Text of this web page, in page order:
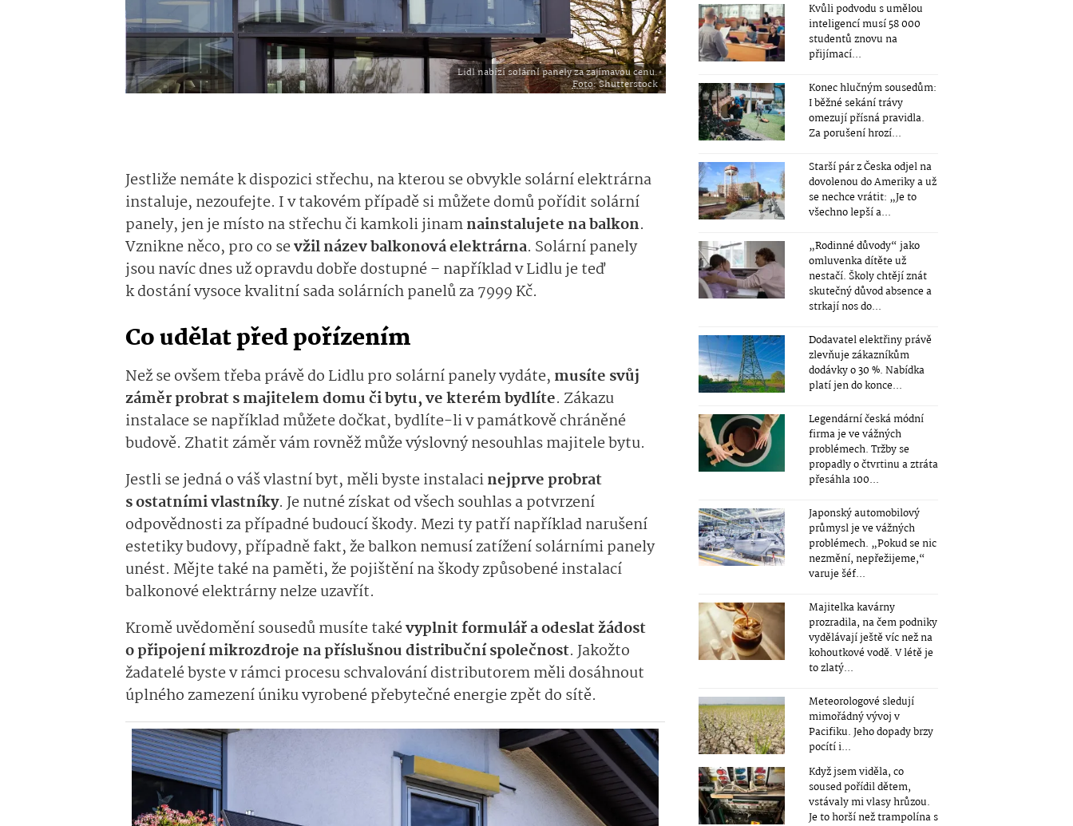
Lidl nabízí solární panely za zajímavou cenu.
Foto: Shutterstock
Jestliže nemáte k dispozici střechu, na kterou se obvykle solární elektrárna
instaluje, nezoufejte. I v takovém případě si můžete domů pořídit solární
panely, jen je místo na střechu či kamkoli jinamnainstalujete na balkon.
Vznikne něco, pro co sevžil název balkonová elektrárna. Solární panely
jsou navíc dnes už opravdu dobře dostupné – například v Lidlu je teď
k dostání vysoce kvalitní sada solárních panelů za 7999 Kč.
Co udělat před pořízením
Než se ovšem třeba právě do Lidlu pro solární panely vydáte, musíte svůj
záměr probrat s majitelem domu či bytu, ve kterém bydlíte. Zákazu
instalace se například můžete dočkat, bydlíte-li v památkově chráněné
budově. Zhatit záměr vám rovněž může výslovný nesouhlas majitele bytu.
Jestli se jedná o váš vlastní byt, měli byste instalacinejprve probrat
s ostatními vlastníky. Je nutné získat od všech souhlas a potvrzení
odpovědnosti za případné budoucí škody. Mezi ty patří například narušení
estetiky budovy, případně fakt, že balkon nemusí zatížení solárními panely
unést. Mějte také na paměti, že pojištění na škody způsobené instalací
balkonové elektrárny nelze uzavřít.
Kromě uvědomění sousedů musíte takévyplnit formulář a odeslat žádost
o připojení mikrozdroje na příslušnou distribuční společnost. Jakožto
žadatelé byste v rámci procesu schvalování distributorem měli dosáhnout
úplného zamezení úniku vyrobené přebytečné energie zpět do sítě.
Kvůli podvodu s umělou
inteligencí musí 58 000
studentů znovu na
přijímací...
Konec hlučným sousedům:
I běžné sekání trávy
omezují přísná pravidla.
Za porušení hrozí...
Starší pár z Česka odjel na
dovolenou do Ameriky a už
se nechce vrátit: „Je to
všechno lepší a...
„Rodinné důvody“ jako
omluvenka dítěte už
nestačí. Školy chtějí znát
skutečný důvod absence a
strkají nos do...
Dodavatel elektřiny právě
zlevňuje zákazníkům
dodávky o 30 %. Nabídka
platí jen do konce...
Legendární česká módní
firma je ve vážných
problémech. Tržby se
propadly o čtvrtinu a ztráta
přesáhla 100...
Japonský automobilový
průmysl je ve vážných
problémech. „Pokud se nic
nezmění, nepřežijeme,“
varuje šéf...
Majitelka kavárny
prozradila, na čem podniky
vydělávají ještě víc než na
kohoutkové vodě. V létě je
to zlatý...
Meteorologové sledují
mimořádný vývoj v
Pacifiku. Jeho dopady brzy
pocítí i...
Když jsem viděla, co
soused pořídil dětem,
vstávaly mi vlasy hrůzou.
Je to horší než trampolína s